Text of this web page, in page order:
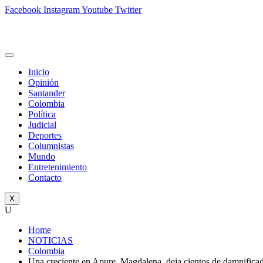
Facebook InstagramYoutube Twitter
Inicio
Opinión
Santander
Colombia
Política
Judicial
Deportes
Columnistas
Mundo
Entretenimiento
Contacto
X
U
Home
NOTICIAS
Colombia